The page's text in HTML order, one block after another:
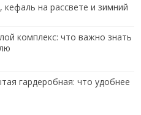
кефаль на рассвете и зимний
комплекс: что важно знать
гардеробная: что удобнее